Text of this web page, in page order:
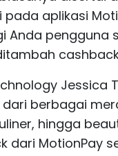
aplikasi
Anda pengguna
Jessica
berbagai
hingga
MotionPay